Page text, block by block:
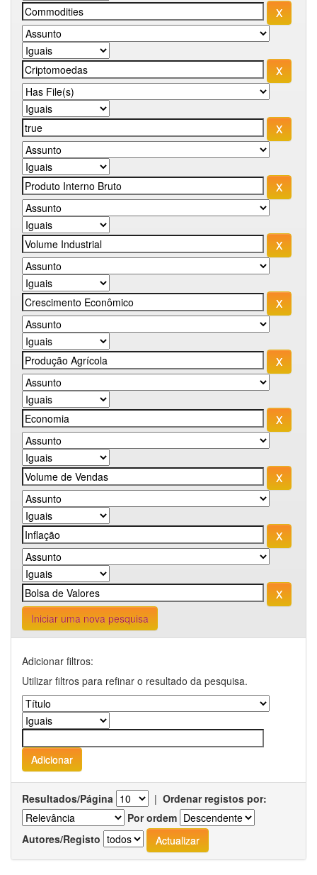
Iniciar uma nova pesquisa
Adicionar filtros:
Utilizar filtros para refinar o resultado da pesquisa.
Resultados/Página | Ordenar registos por:
Por ordem
Autores/Registo